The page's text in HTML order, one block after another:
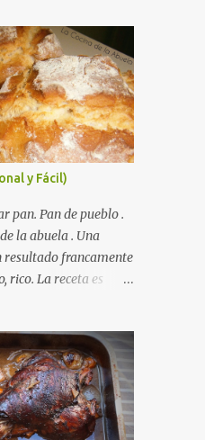
y Fácil)
pan. Pan de pueblo .
la abuela . Una
resultado francamente
rico. La receta es
euro y poco sale todo
crujiente y tierno,
días y puedes
como tostas o
para un Pan